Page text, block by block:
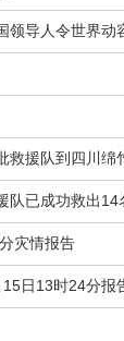
领导人令世界动
救援队到四川绵
队已成功救出14
灾情报告
日13时24分报